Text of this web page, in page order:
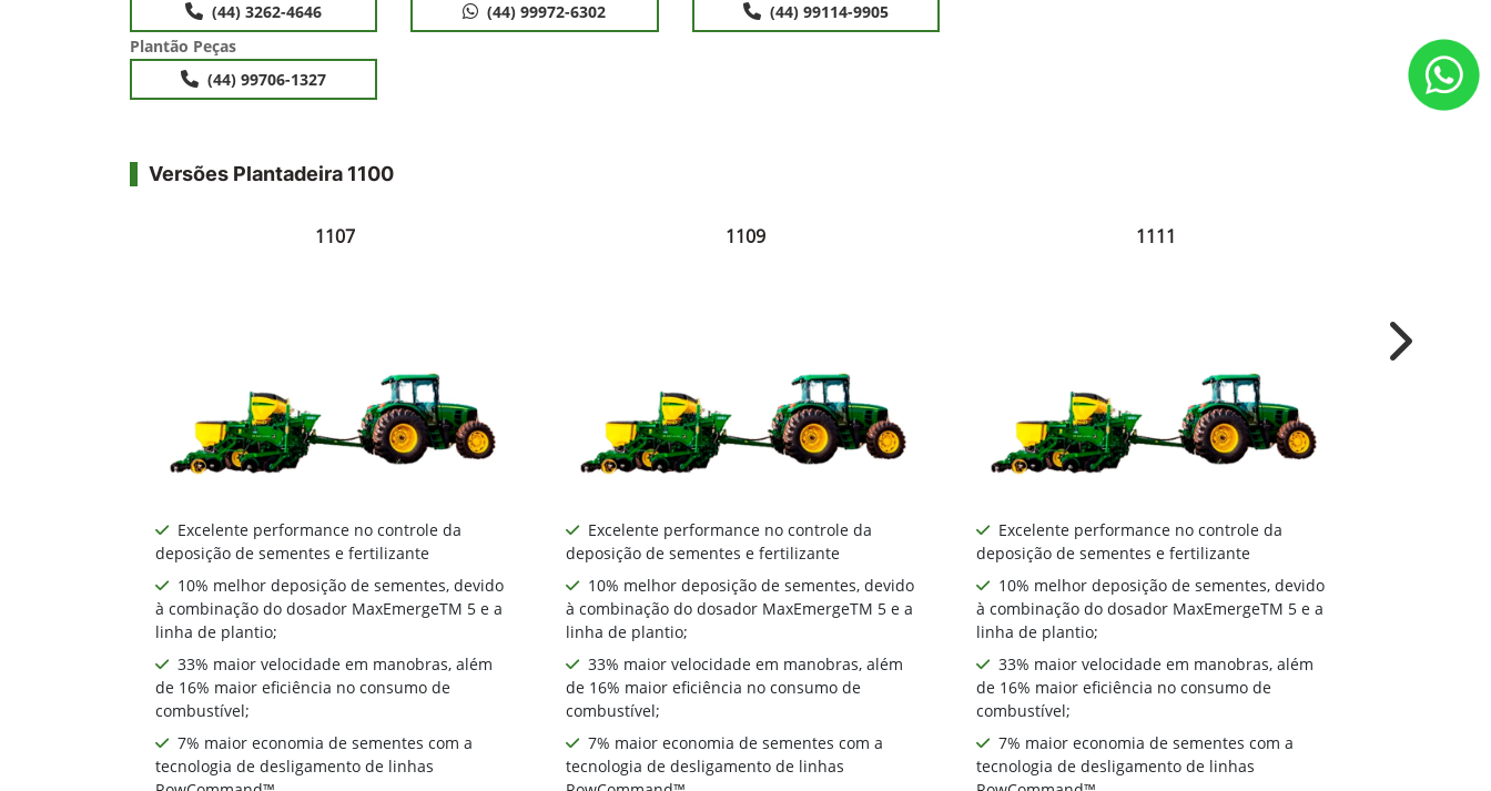
(44) 3262-4646
(44) 99972-6302
(44) 99114-9905
Plantão Peças
(44) 99706-1327
Versões Plantadeira 1100
1107
Excelente performance no controle da
deposição de sementes e fertilizante
10% melhor deposição de sementes, devido
à combinação do dosador MaxEmergeTM 5 e a
linha de plantio;
33% maior velocidade em manobras, além
de 16% maior eficiência no consumo de
combustível;
7% maior economia de sementes com a
tecnologia de desligamento de linhas
1109
Excelente performance no controle da
deposição de sementes e fertilizante
10% melhor deposição de sementes, devido
à combinação do dosador MaxEmergeTM 5 e a
linha de plantio;
33% maior velocidade em manobras, além
de 16% maior eficiência no consumo de
combustível;
7% maior economia de sementes com a
tecnologia de desligamento de linhas
1111
Excelente performance no controle da
deposição de sementes e fertilizante
10% melhor deposição de sementes, devido
à combinação do dosador MaxEmergeTM 5 e a
linha de plantio;
33% maior velocidade em manobras, além
de 16% maior eficiência no consumo de
combustível;
7% maior economia de sementes com a
tecnologia de desligamento de linhas
Next